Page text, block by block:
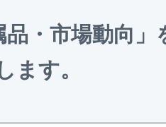
・市場動向」
ます。